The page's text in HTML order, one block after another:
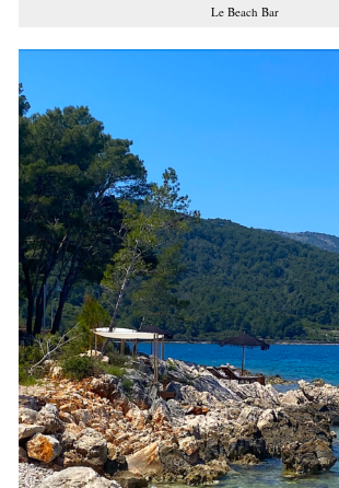
Le Beach Bar